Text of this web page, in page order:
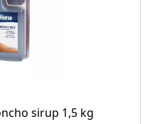
sirup 1,5 kg